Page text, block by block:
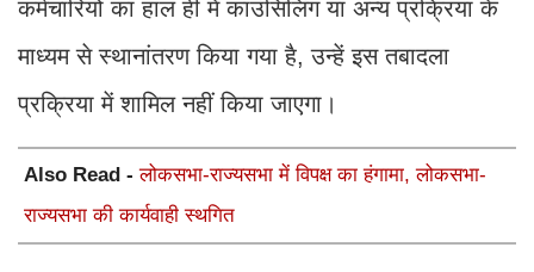
कर्मचारियों का हाल ही में काउंसिलिंग या अन्य प्रक्रिया के
माध्यम से स्थानांतरण किया गया है, उन्हें इस तबादला
प्रक्रिया में शामिल नहीं किया जाएगा।
Also Read -लोकसभा-राज्यसभा में विपक्ष का हंगामा, लोकसभा-
राज्यसभा की कार्यवाही स्थगित